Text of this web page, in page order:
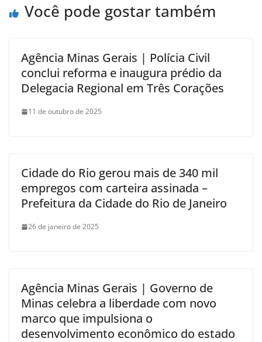
Você pode gostar também
Agência Minas Gerais | Polícia Civil
conclui reforma e inaugura prédio da
Delegacia Regional em Três Corações
11 de outubro de 2025
Cidade do Rio gerou mais de 340 mil
empregos com carteira assinada –
Prefeitura da Cidade do Rio de Janeiro
26 de janeiro de 2025
Agência Minas Gerais | Governo de
Minas celebra a liberdade com novo
marco que impulsiona o
desenvolvimento econômico do estado